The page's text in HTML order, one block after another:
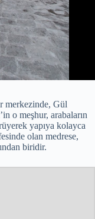
merkezinde, Gül
o meşhur, arabaların
yapıya kolayca
olan medrese,
biridir.